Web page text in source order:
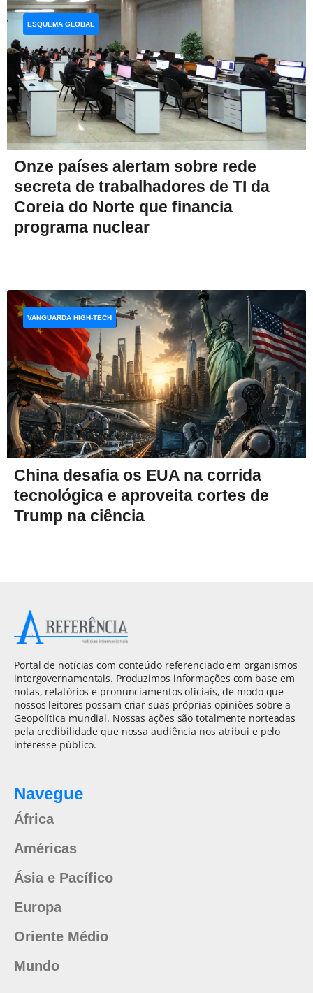
Onze países alertam sobre rede
secreta de trabalhadores de TI da
Coreia do Norte que financia
programa nuclear
ESQUEMA GLOBAL
China desafia os EUA na corrida
tecnológica e aproveita cortes de
Trump na ciência
VANGUARDA HIGH-TECH
Portal de notícias com conteúdo referenciado em organismos
intergovernamentais. Produzimos informações com base em
notas, relatórios e pronunciamentos oficiais, de modo que
nossos leitores possam criar suas próprias opiniões sobre a
Geopolítica mundial. Nossas ações são totalmente norteadas
pela credibilidade que nossa audiência nos atribui e pelo
interesse público.
Navegue
África
Américas
Ásia e Pacífico
Europa
Oriente Médio
Mundo